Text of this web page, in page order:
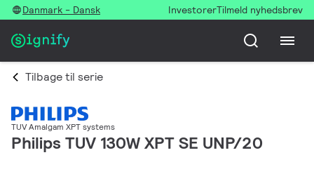
Danmark - Dansk InvestorerTilmeld nyhedsbrev
Tilbage til serie
TUV Amalgam XPT systems
Philips TUV 130W XPT SE UNP/20